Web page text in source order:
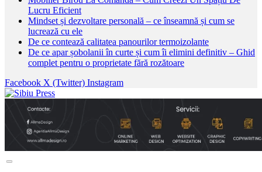
Lucru Eficient
Mindset și dezvoltare personală – ce înseamnă și cum se
lucrează cu ele
De ce contează calitatea panourilor termoizolante
De ce apar șobolanii în curte și cum îi elimini definitiv – Ghid
complet pentru o proprietate fără rozătoare
Facebook X (Twitter) Instagram